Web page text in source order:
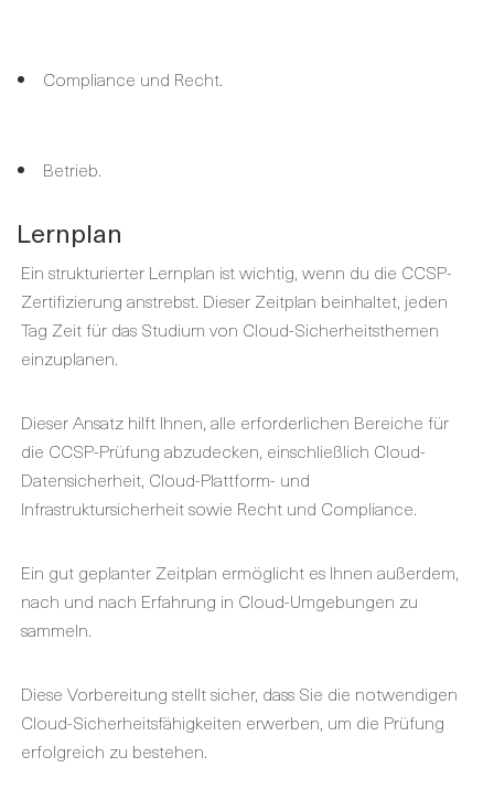
Compliance und Recht.
Betrieb.
Lernplan
Ein strukturierter Lernplan ist wichtig, wenn du die CCSP-
Zertifizierung anstrebst. Dieser Zeitplan beinhaltet, jeden
Tag Zeit für das Studium von Cloud-Sicherheitsthemen
einzuplanen.
Dieser Ansatz hilft Ihnen, alle erforderlichen Bereiche für
die CCSP-Prüfung abzudecken, einschließlich Cloud-
Datensicherheit, Cloud-Plattform- und
Infrastruktursicherheit sowie Recht und Compliance.
Ein gut geplanter Zeitplan ermöglicht es Ihnen außerdem,
nach und nach Erfahrung in Cloud-Umgebungen zu
sammeln.
Diese Vorbereitung stellt sicher, dass Sie die notwendigen
Cloud-Sicherheitsfähigkeiten erwerben, um die Prüfung
erfolgreich zu bestehen.